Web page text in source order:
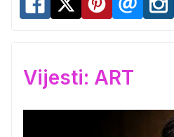
Vijesti: ART